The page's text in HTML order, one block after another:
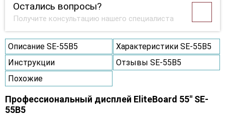
Остались вопросы?
Получите консультацию нашего специалиста
Описание SE-55B5
Характеристики SE-55B5
Инструкции
Отзывы SE-55B5
Похожие
Профессиональный дисплей EliteBoard 55" SE-
55B5